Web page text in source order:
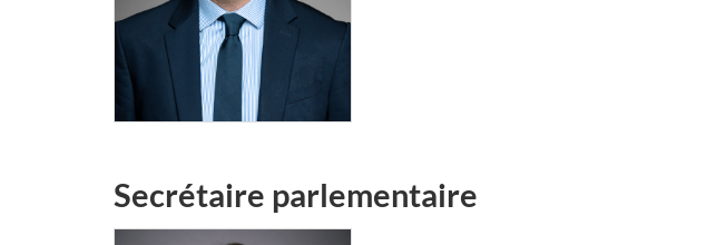
Secrétaire parlementaire